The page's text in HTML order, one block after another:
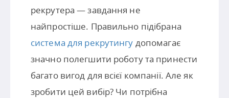
рекрутера — завдання не
найпростіше. Правильно підібрана
система для рекрутингу допомагає
значно полегшити роботу та принести
багато вигод для всієї компанії. Але як
зробити цей вибір? Чи потрібна